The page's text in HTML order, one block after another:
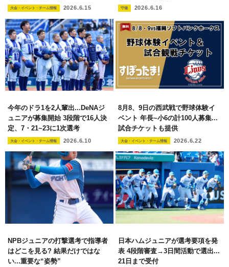
大会・イベント・チーム情報 2026.6.15 守備 2026.6.16
今年のドラ1を2人輩出...DeNAジ
ュニアが募集開始 3段階で16人決
定、7・21~23に1次選考
大会・イベント・チーム情報 2026.6.10
8月8、9日の西武戦で野球体験イ
ベント 年長~小6の計100人募集...
試合チケットも提供
大会・イベント・チーム情報 2026.6.22
NPBジュニアの打撃選考で指導者
はどこを見る? 結果だけではな
い...重要な“姿勢”
日本ハムジュニアが選考要項を発
表 4段階審査→3日間活動で選出...
21日まで受付